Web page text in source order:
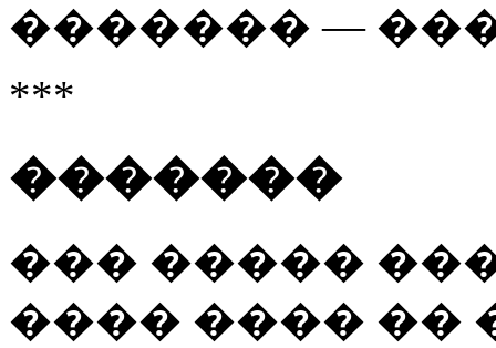
������� —
***
�������
��� �����
���� ���� ��